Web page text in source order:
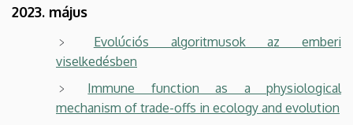
2023. május
Evolúciós algoritmusok az emberi
viselkedésben
Immune function as a physiological
mechanism of trade-offs in ecology and evolution